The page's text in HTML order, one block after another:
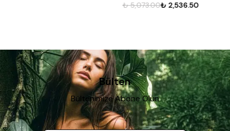
₺ 5,073.00₺ 2,536.50
Bülten
Bültenimize Abone Olun